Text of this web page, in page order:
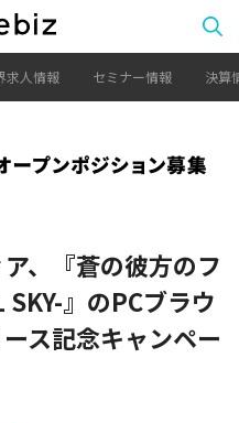
求人情報 セミナー情報 決算
、『蒼の彼方のフ
』のPCブラウ
ス記念キャンペー